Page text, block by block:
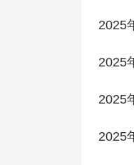
2025
2025
2025
2025